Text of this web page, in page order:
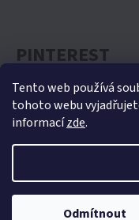
Tento web používá
tohoto webu
informacízde.
Odmítnout
PINTEREST
Oficiální partner
Copyright 2026